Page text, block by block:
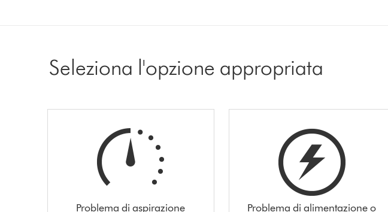
Seleziona l'opzione appropriata
Problema di aspirazione
Problema di alimentazione o